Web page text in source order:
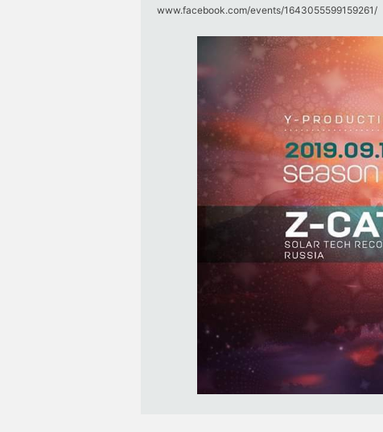
www.facebook.com/​events/​1643055599159261/​